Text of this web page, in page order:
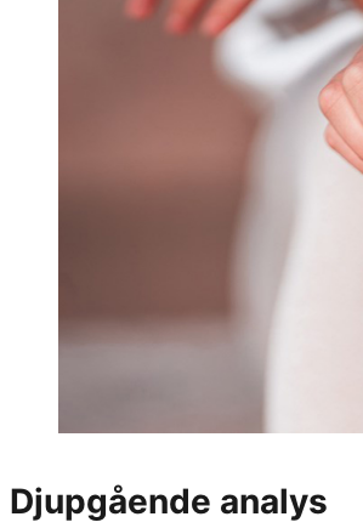
Djupgående analys